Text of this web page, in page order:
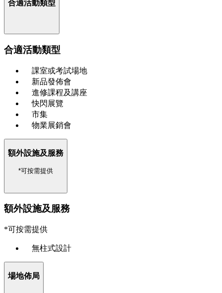
合適活動類型
合適活動類型
課室或考試場地
新品發佈會
進修課程及講座
快閃展覽
市集
物業展銷會
額外設施及服務
*可按需提供
額外設施及服務
*可按需提供
無柱式設計
場地佈局